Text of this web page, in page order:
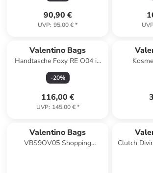
90,90 €
UVP: 95,00 €*
Valentino Bags
Handtasche Foxy RE O04 in
Ecru
-20%
116,00 €
UVP: 145,00 €*
Valentino Bags
VBS9OV05 Shopping
Clutch